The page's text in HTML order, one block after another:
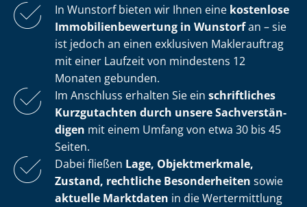
In Wunstorf bieten wir Ihnen eine kostenlose
Im­mo­bi­li­en­be­wer­tung in Wunstorfan – sie
ist jedoch an einen exklusiven Maklerauftrag
mit einer Laufzeit von mindestens 12
Monaten gebunden.
Im Anschluss erhalten Sie ein schriftliches
Kurzgutachten durch unsere Sach­ver­stän­
di­gen mit einem Umfang von etwa 30 bis 45
Seiten.
Dabei fließen Lage, Objektmerkmale,
Zustand, rechtliche Besonderheiten sowie
aktuelle Marktdaten in die Wertermittlung